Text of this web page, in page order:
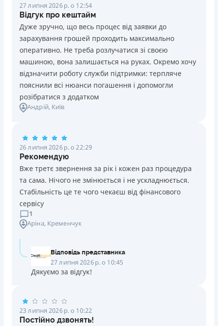
27 липня 2026 р. о 12:54
Відгук про кештайм
Дуже зручно, що весь процес від заявки до
зарахування грошей проходить максимально
оперативно. Не треба розлучатися зі своєю
машиною, вона залишається на руках. Окремо хочу
відзначити роботу служби підтримки: терпляче
пояснили всі нюанси погашення і допомогли
розібратися з додатком
Андрій, Київ
26 липня 2026 р. о 22:29
Рекомендую
Вже третє звернення за рік і кожен раз процедура
та сама. Нічого не змінюється і не ускладнюється.
Стабільність це те чого чекаєш від фінансового
сервісу
1
Аріна, Кременчук
Відповідь представника
27 липня 2026 р. о 10:45
Дякуємо за відгук!
23 липня 2026 р. о 10:22
Постійно дзвонять!